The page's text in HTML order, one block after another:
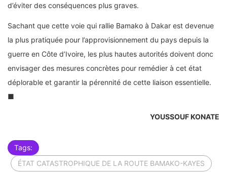
d’éviter des conséquences plus graves.
Sachant que cette voie qui rallie Bamako à Dakar est devenue
la plus pratiquée pour l’approvisionnement du pays depuis la
guerre en Côte d’Ivoire, les plus hautes autorités doivent donc
envisager des mesures concrètes pour remédier à cet état
déplorable et garantir la pérennité de cette liaison essentielle.
■
YOUSSOUF KONATE
Tags:
ÉTAT CATASTROPHIQUE DE LA ROUTE BAMAKO-KAYES